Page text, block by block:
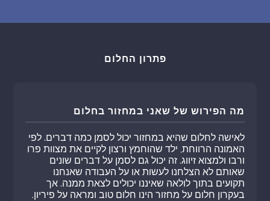
פתרון החלום
מה הפירוש של שאני במחזור בחלום
לאישה לחלום שהיא במחזור יכול לסמן כמה דברים. לפי
האמונה הרווחת, ילד שהוחמץ ורצון לקיים את מצוות פרו
ורבו ולמצוא זיווג. זה יכול גם לסמן על דברים שונים
שאותם לא הצלחנו לעשות או על העבודה שאנחנו
תקועים בתוך לולאה שאיננו יכולים לצאת ממנה. אך
בעקרון חלום על מחזור הינו חלום טוב ומראה על פיריון.